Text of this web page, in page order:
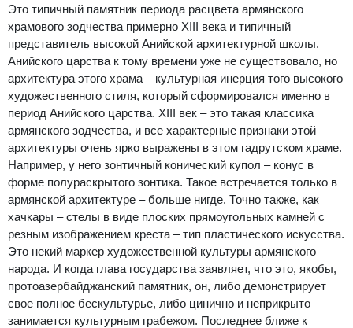
Это типичный памятник периода расцвета армянского
храмового зодчества примерно XIII века и типичный
представитель высокой Анийской архитектурной школы.
Анийского царства к тому времени уже не существовало, но
архитектура этого храма – культурная инерция того высокого
художественного стиля, который сформировался именно в
период Анийского царства. XIII век – это такая классика
армянского зодчества, и все характерные признаки этой
архитектуры очень ярко выражены в этом гадрутском храме.
Например, у него зонтичный конический купол – конус в
форме полураскрытого зонтика. Такое встречается только в
армянской архитектуре – больше нигде. Точно также, как
хачкары – стелы в виде плоских прямоугольных камней с
резным изображением креста – тип пластического искусства.
Это некий маркер художественной культуры армянского
народа. И когда глава государства заявляет, что это, якобы,
протоазербайджанский памятник, он, либо демонстрирует
свое полное бескультурье, либо цинично и неприкрыто
занимается культурным грабежом. Последнее ближе к